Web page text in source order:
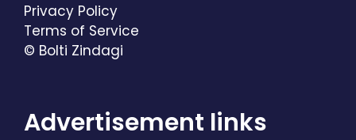
© Bolti Zindagi
Privacy Policy
Terms of Service
Advertisement links